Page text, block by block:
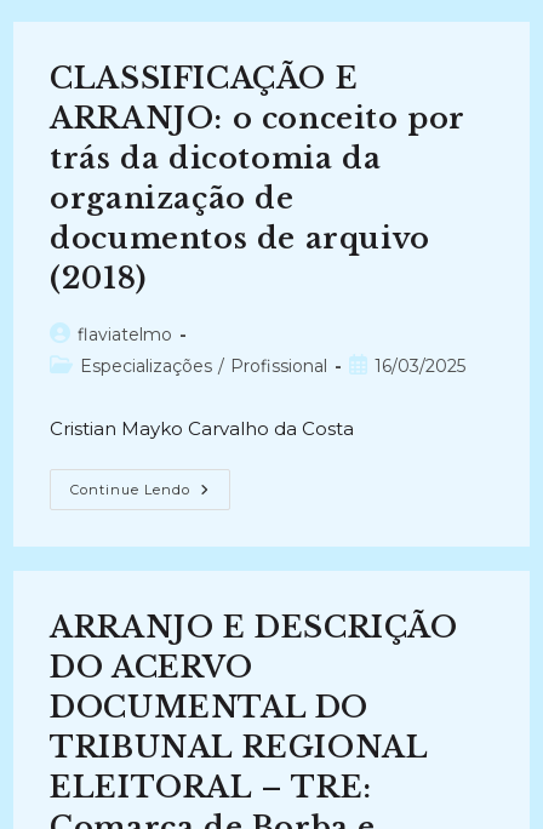
DOCUMENTAL
ACADÊMICA:
Vestígios
Da
Ditadura
Civil-
Militar
Na
(2017)
CLASSIFICAÇÃO E
ARRANJO: o conceito por
trás da dicotomia da
organização de
documentos de arquivo
(2018)
Autor
do
flaviatelmo
Categoria
Especializações / Profissional
Post16/03/2025
Cristian Mayko Carvalho da Costa
Continue Lendo CLASSIFICAÇÃO
E
Por
Dicotomia
Da
Organização
De
Documentos
De
(2018)
ARRANJO E DESCRIÇÃO
DO ACERVO
DOCUMENTAL DO
TRIBUNAL REGIONAL
ELEITORAL – TRE: